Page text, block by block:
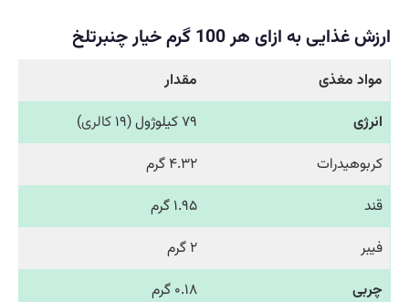
ارزش غذایی به ازای هر 100 گرم خیار چنبرتلخ
مواد مغذی
مقدار
انرژی
۷۹ کیلوژول (۱۹ کالری)
کربوهیدرات
۴.۳۲ گرم
قند
۱.۹۵ گرم
فیبر
۲ گرم
چربی
۰.۱۸ گرم